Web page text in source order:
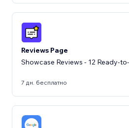
Reviews Page
Showcase Reviews - 12 Ready-
7 дн. бесплатно